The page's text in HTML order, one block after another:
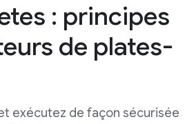
: principes
de plates-
exécutez de façon sécurisée